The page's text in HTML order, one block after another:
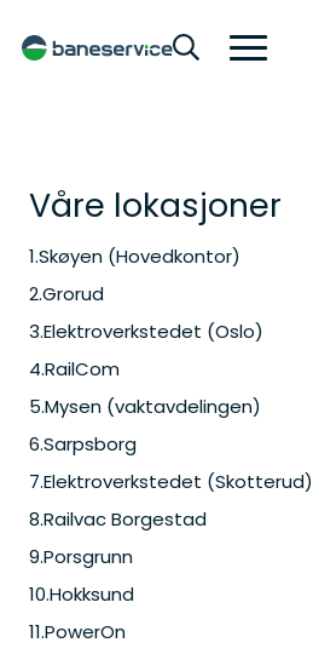
Våre lokasjoner
1.Skøyen (Hovedkontor)
2.Grorud
3.Elektroverkstedet (Oslo)
4.RailCom
5.Mysen (vaktavdelingen)
6.Sarpsborg
7.Elektroverkstedet (Skotterud)
8.Railvac Borgestad
9.Porsgrunn
10.Hokksund
11.PowerOn